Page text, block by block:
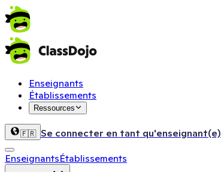
Enseignants
Établissements
Ressources
🇫🇷 Se connecter en tant qu'enseignant(e)
EnseignantsÉtablissements